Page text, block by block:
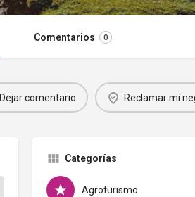
Comentarios 0
Dejar comentario Reclamar mi
Categorías
Agroturismo